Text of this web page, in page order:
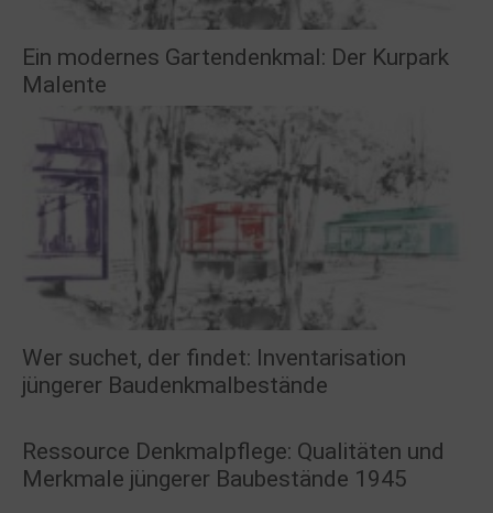
Ein modernes Gartendenkmal: Der Kurpark
Malente
Wer suchet, der findet: Inventarisation
jüngerer Baudenkmalbestände
Ressource Denkmalpflege: Qualitäten und
Merkmale jüngerer Baubestände 1945